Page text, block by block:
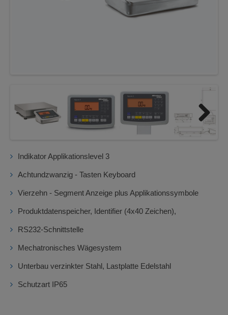
Next
Indikator Applikationslevel 3
Achtundzwanzig - Tasten Keyboard
Vierzehn - Segment Anzeige plus Applikationssymbole
Produktdatenspeicher, Identifier (4x40 Zeichen),
RS232-Schnittstelle
Mechatronisches Wägesystem
Unterbau verzinkter Stahl, Lastplatte Edelstahl
Schutzart IP65